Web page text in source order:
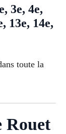
3e, 4e,
13e, 14e,
toute la
Rouet